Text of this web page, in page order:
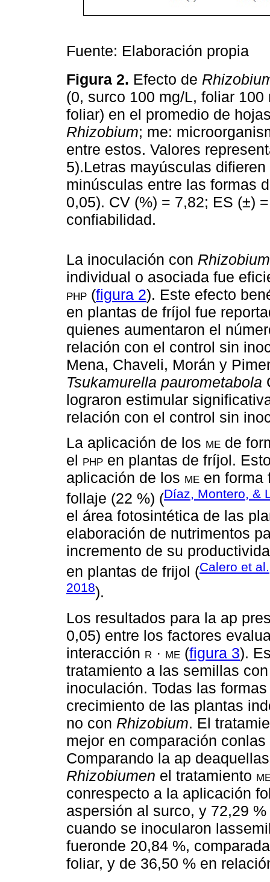
Fuente: Elaboración propia
Figura 2. Efecto de
(0, surco 100 mg/L, foliar
foliar) en el promedio de
Rhizobium; me:
entre estos. Valores
5).Letras mayúsculas
minúsculas entre las formas
0,05). CV (%) = 7,82; ES (±)
confiabilidad.
La inoculación con Rhizobium
individual o asociada fue
php (figura 2). Este efecto
en plantas de fríjol fue
quienes aumentaron el
relación con el control sin
Mena, Chaveli, Morán y
Tsukamurella paurometabola
lograron estimular
relación con el control sin
La aplicación de los me de
el php en plantas de fríjol.
aplicación de los me en forma
follaje (22 %) (Díaz, Montero, &
el área fotosintética de las
elaboración de nutrimentos
incremento de su
en plantas de frijol (Calero et
2018).
Los resultados para la ap
0,05) entre los factores
interacción r · me (figura 3).
tratamiento a las semillas
inoculación. Todas las
crecimiento de las plantas
no con Rhizobium. El
mejor en comparación
Comparando la ap
Rhizobiumen el tratamiento
conrespecto a la aplicación
aspersión al surco, y 72,29
cuando se inocularon
fueronde 20,84 %,
foliar, y de 36,50 % en